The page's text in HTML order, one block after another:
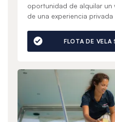
oportunidad de alquilar un
de una experiencia privada
FLOTA DE VELA